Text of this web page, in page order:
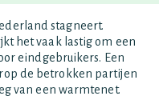
stagneert.
het vaak lastig om een
eindgebruikers. Een
de betrokken partijen
van een warmtenet.